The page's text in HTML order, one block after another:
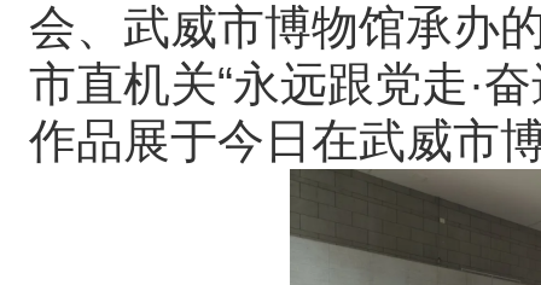
会、武威市博物馆承办
市直机关“永远跟党走·
作品展于今日在武威市